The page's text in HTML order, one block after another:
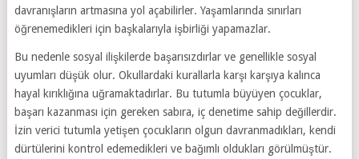
davranışların artmasına yol açabilirler. Yaşamlarında sınırları
öğrenemedikleri için başkalarıyla işbirliği yapamazlar.
Bu nedenle sosyal ilişkilerde başarısızdırlar ve genellikle sosyal
uyumları düşük olur. Okullardaki kurallarla karşı karşıya kalınca
hayal kırıklığına uğramaktadırlar. Bu tutumla büyüyen çocuklar,
başarı kazanması için gereken sabıra, iç denetime sahip değillerdir.
İzin verici tutumla yetişen çocukların olgun davranmadıkları, kendi
dürtülerini kontrol edemedikleri ve bağımlı oldukları görülmüştür.